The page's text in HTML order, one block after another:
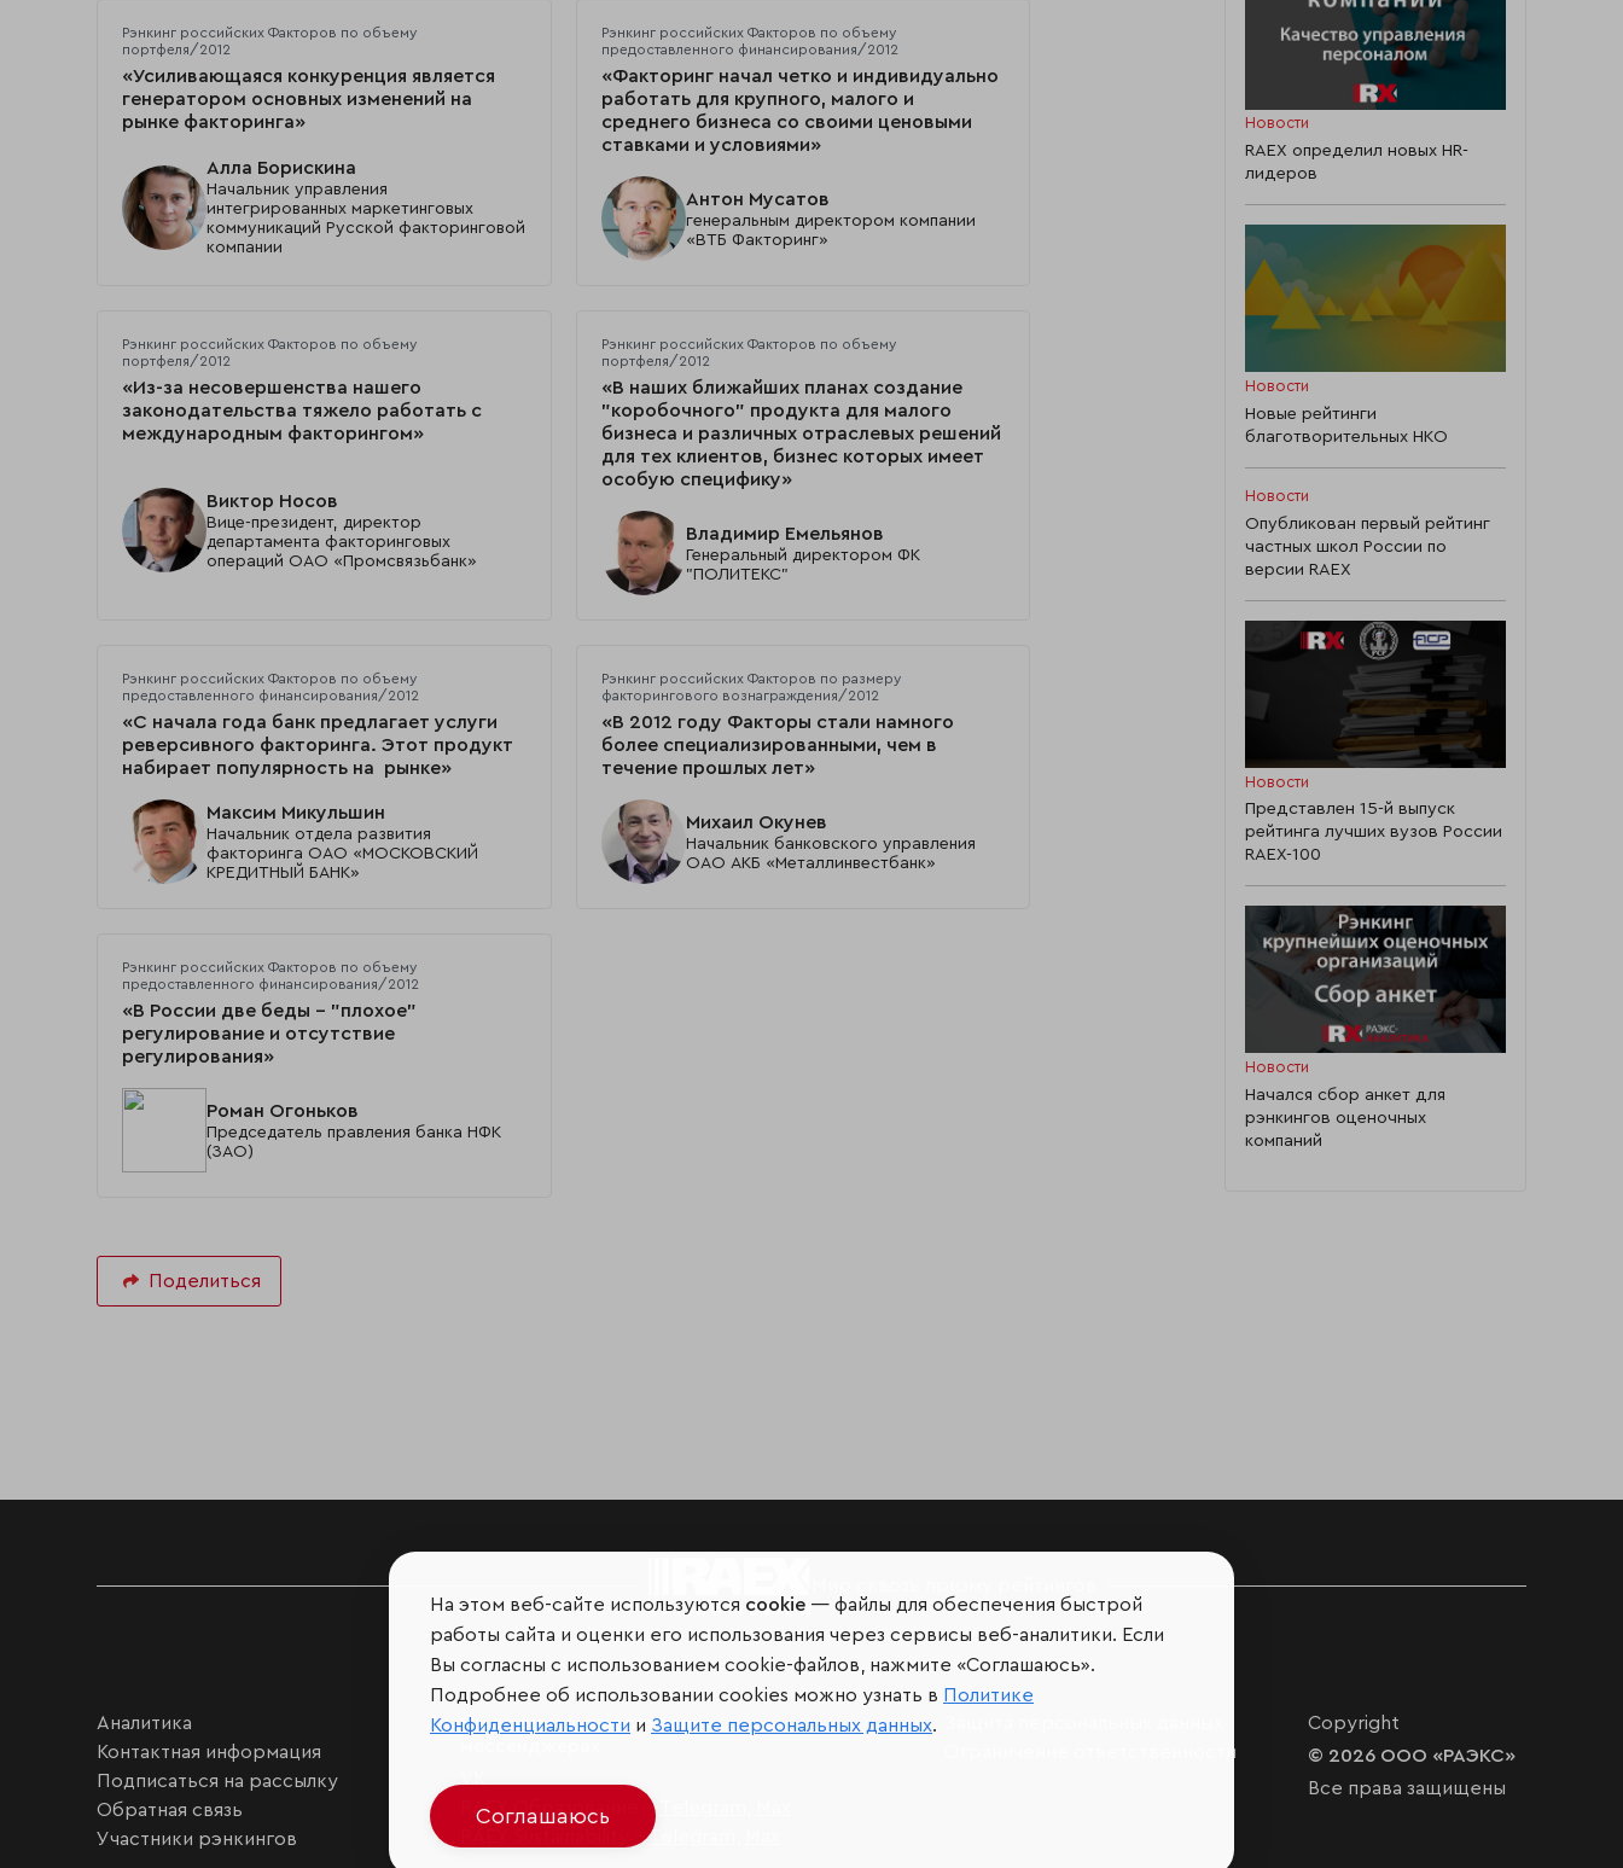
Рэнкинг российских Факторов по объему
портфеля/2012
«Усиливающаяся конкуренция является
генератором основных изменений на
рынке факторинга»
Алла Борискина
Начальник управления
интегрированных маркетинговых
коммуникаций Русской факторинговой
компании
Рэнкинг российских Факторов по объему
предоставленного финансирования/2012
«Факторинг начал четко и индивидуально
работать для крупного, малого и
среднего бизнеса со своими ценовыми
ставками и условиями»
Антон Мусатов
генеральным директором компании
«ВТБ Факторинг»
Рэнкинг российских Факторов по объему
портфеля/2012
«Из-за несовершенства нашего
законодательства тяжело работать с
международным факторингом»
Виктор Носов
Вице-президент, директор
департамента факторинговых
операций ОАО «Промсвязьбанк»
Рэнкинг российских Факторов по объему
портфеля/2012
«В наших ближайших планах создание
"коробочного" продукта для малого
бизнеса и различных отраслевых решений
для тех клиентов, бизнес которых имеет
особую специфику»
Владимир Емельянов
Генеральный директором ФК
"ПОЛИТЕКС"
Рэнкинг российских Факторов по объему
предоставленного финансирования/2012
«С начала года банк предлагает услуги
реверсивного факторинга. Этот продукт
набирает популярность на рынке»
Максим Микульшин
Начальник отдела развития
факторинга ОАО «МОСКОВСКИЙ
КРЕДИТНЫЙ БАНК»
Рэнкинг российских Факторов по размеру
факторингового вознаграждения/2012
«В 2012 году Факторы стали намного
более специализированными, чем в
течение прошлых лет»
Михаил Окунев
Начальник банковского управления
ОАО АКБ «Металлинвестбанк»
Рэнкинг российских Факторов по объему
предоставленного финансирования/2012
«В России две беды – "плохое"
регулирование и отсутствие
регулирования»
Роман Огоньков
Председатель правления банка НФК
(ЗАО)
Поделиться
Новости
RAEX определил новых HR-
лидеров
Новости
Новые рейтинги
благотворительных НКО
Новости
Опубликован первый рейтинг
частных школ России по
версии RAEX
Новости
Представлен 15-й выпуск
рейтинга лучших вузов России
RAEX-100
Новости
Начался сбор анкет для
рэнкингов оценочных
компаний
Аналитика
Контактная информация
Подписаться на рассылку
Обратная связь
Участники рэнкингов
Мы в социальных сетях и
RAEX Образование –
RAEX Sustainability –Telegram
Ограничение ответственности
Copyright
© 2026 ООО «РАЭКС»
Все права защищены
На этом веб-сайте используются cookie — файлы для обеспечения быстрой
работы сайта и оценки его использования через сервисы веб-аналитики. Если
Вы согласны с использованием cookie-файлов, нажмите «Соглашаюсь».
Подробнее об использовании cookies можно узнать в Политике
Конфиденциальности и Защите персональных данных.
Соглашаюсь